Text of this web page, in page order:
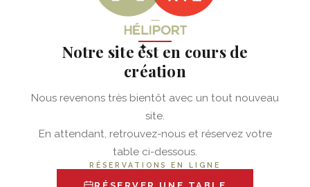
✦
Notre site est en cours de
création
Nous revenons très bientôt avec un tout nouveau
site.
En attendant, retrouvez-nous et réservez votre
table ci-dessous.
RÉSERVATIONS EN LIGNE